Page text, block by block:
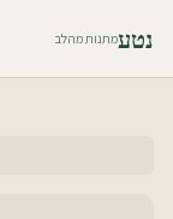
נטעמתנות מהלב